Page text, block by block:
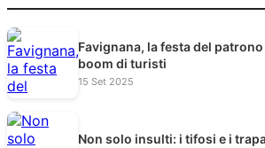
Favignana, la festa del patrono
boom di turisti
15 Set 2025
Non solo insulti: i tifosi e i